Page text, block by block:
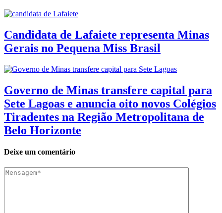
Candidata de Lafaiete representa Minas
Gerais no Pequena Miss Brasil
Governo de Minas transfere capital para
Sete Lagoas e anuncia oito novos Colégios
Tiradentes na Região Metropolitana de
Belo Horizonte
Deixe um comentário